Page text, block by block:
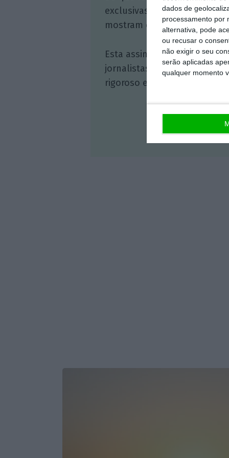
dados de
processamento por
alternativa, pode
ou recusar o
não exigir o seu
serão aplicadas
qualquer momento
exclusivas, à opinião que
mostram o outro lado da
Esta assinatura é uma
jornalistas. A nossa
rigoroso e credível.